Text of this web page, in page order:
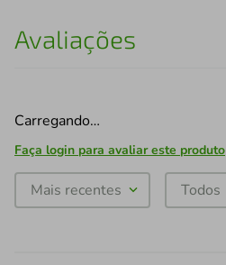
Avaliações
Carregando…
Faça login para avaliar este produto
Mais recentes Todos